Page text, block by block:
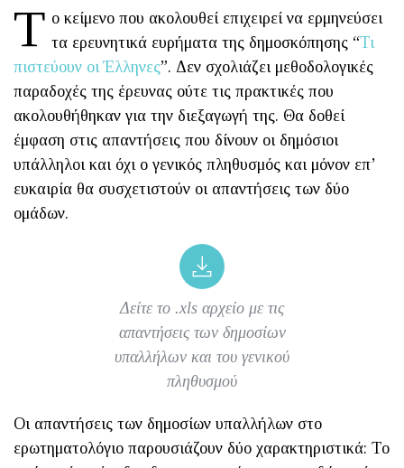
Τ ο κείμενο που ακολουθεί επιχειρεί να ερμηνεύσει
τα ερευνητικά ευρήματα της δημοσκόπησης “Τι
πιστεύουν οι Έλληνες”. Δεν σχολιάζει μεθοδολογικές
παραδοχές της έρευνας ούτε τις πρακτικές που
ακολουθήθηκαν για την διεξαγωγή της. Θα δοθεί
έμφαση στις απαντήσεις που δίνουν οι δημόσιοι
υπάλληλοι και όχι ο γενικός πληθυσμός και μόνον επ’
ευκαιρία θα συσχετιστούν οι απαντήσεις των δύο
ομάδων.
Δείτε το .xls αρχείο με τις
απαντήσεις των δημοσίων
υπαλλήλων και του γενικού
πληθυσμού
Οι απαντήσεις των δημοσίων υπαλλήλων στο
ερωτηματολόγιο παρουσιάζουν δύο χαρακτηριστικά: Το